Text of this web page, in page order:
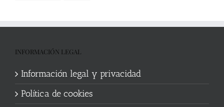
INFORMACIÓN LEGAL
Información legal y privacidad
Política de cookies